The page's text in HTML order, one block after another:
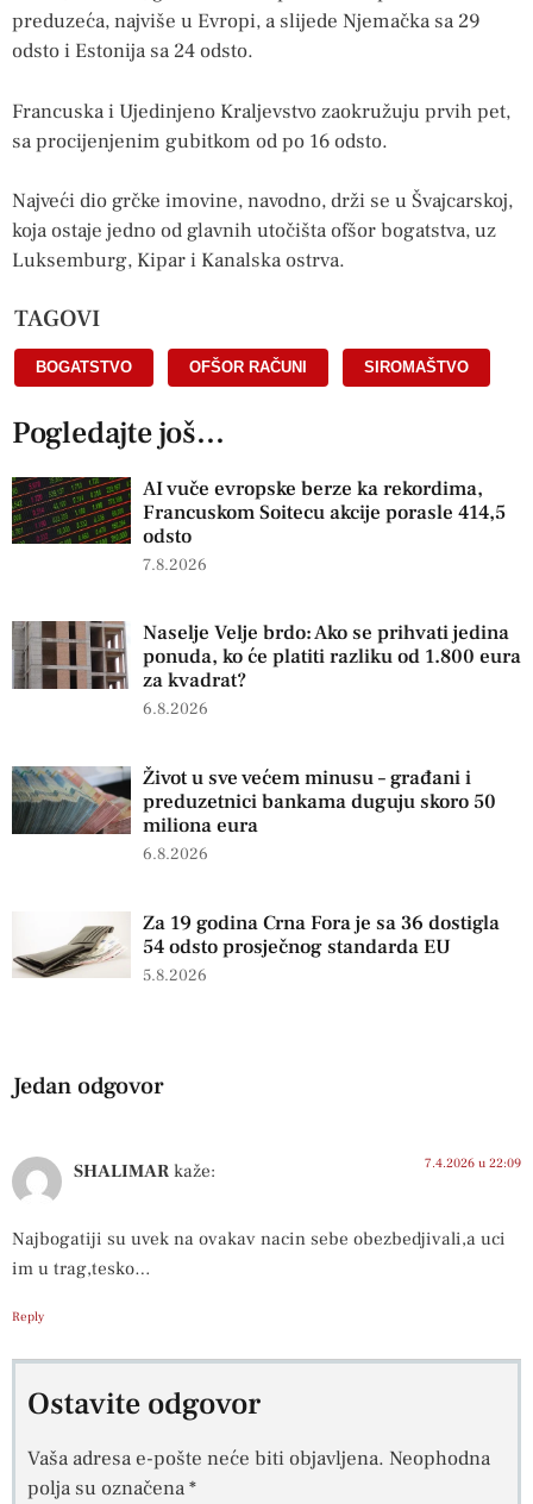
preduzeća, najviše u Evropi, a slijede Njemačka sa 29
odsto i Estonija sa 24 odsto.
Francuska i Ujedinjeno Kraljevstvo zaokružuju prvih pet,
sa procijenjenim gubitkom od po 16 odsto.
Najveći dio grčke imovine, navodno, drži se u Švajcarskoj,
koja ostaje jedno od glavnih utočišta ofšor bogatstva, uz
Luksemburg, Kipar i Kanalska ostrva.
TAGOVI
BOGATSTVO OFŠOR RAČUNI SIROMAŠTVO
Pogledajte još...
AI vuče evropske berze ka rekordima,
Francuskom Soitecu akcije porasle 414,5
odsto
7.8.2026
Naselje Velje brdo: Ako se prihvati jedina
ponuda, ko će platiti razliku od 1.800 eura
za kvadrat?
6.8.2026
Život u sve većem minusu – građani i
preduzetnici bankama duguju skoro 50
miliona eura
6.8.2026
Za 19 godina Crna Fora je sa 36 dostigla
54 odsto prosječnog standarda EU
5.8.2026
Jedan odgovor
SHALIMAR kaže: 7.4.2026 u 22:09
Najbogatiji su uvek na ovakav nacin sebe obezbedjivali,a uci
im u trag,tesko…
Reply
Ostavite odgovor
Vaša adresa e-pošte neće biti objavljena. Neophodna
polja su označena*